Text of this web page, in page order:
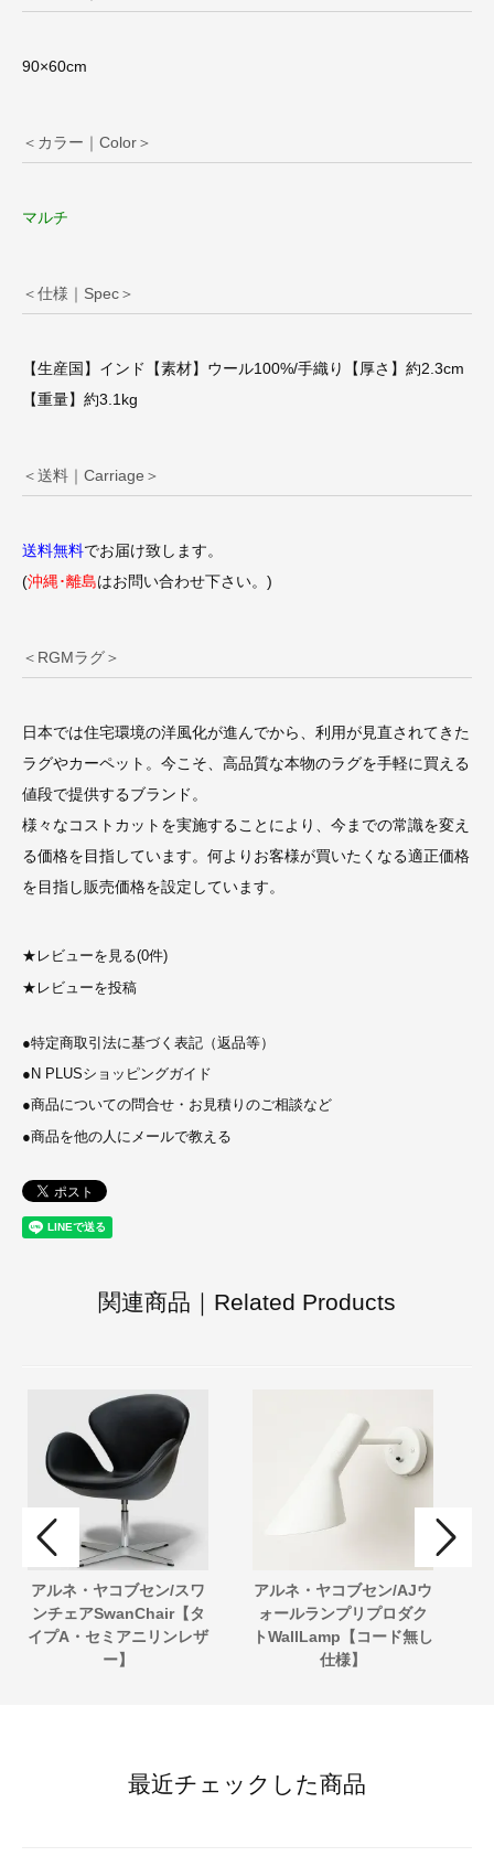
90×60cm
＜カラー｜Color＞
マルチ
＜仕様｜Spec＞
【生産国】インド【素材】ウール100%/手織り【厚さ】約2.3cm
【重量】約3.1kg
＜送料｜Carriage＞
送料無料でお届け致します。
(沖縄･離島はお問い合わせ下さい。)
＜RGMラグ＞
日本では住宅環境の洋風化が進んでから、利用が見直されてきた
ラグやカーペット。今こそ、高品質な本物のラグを手軽に買える
値段で提供するブランド。
様々なコストカットを実施することにより、今までの常識を変え
る価格を目指しています。何よりお客様が買いたくなる適正価格
を目指し販売価格を設定しています。
★ レビューを見る(0件)
★ レビューを投稿
●特定商取引法に基づく表記（返品等）
● N PLUSショッピングガイド
●商品についての問合せ・お見積りのご相談など
●商品を他の人にメールで教える
関連商品｜Related Products
アルネ・ヤコブセン/スワ
ンチェアSwanChair【タ
イプA・セミアニリンレザ
ー】
アルネ・ヤコブセン/AJウ
ォールランプリプロダク
トWallLamp【コード無し
仕様】
最近チェックした商品